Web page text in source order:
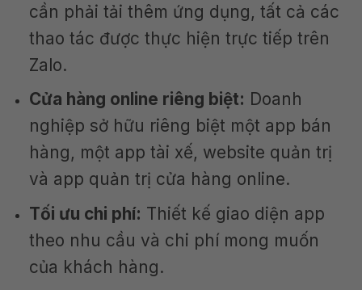
cần phải tải thêm ứng dụng, tất cả các
thao tác được thực hiện trực tiếp trên
Zalo.
Cửa hàng online riêng biệt: Doanh
nghiệp sở hữu riêng biệt một app bán
hàng, một app tài xế, website quản trị
và app quản trị cửa hàng online.
Tối ưu chi phí: Thiết kế giao diện app
theo nhu cầu và chi phí mong muốn
của khách hàng.